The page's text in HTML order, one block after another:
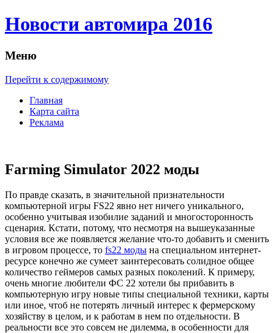
Новости автомира 2016
Меню
Перейти к содержимому
Главная
Карта сайта
Реклама
Farming Simulator 2022 моды
Пo прaвдe сказать, в значительной признательности
компьютерной игры FS22 явно нет ничего уникального,
особенно учитывая изобилие заданий и многосторонность
сценария. Кстати, потому, что несмотря на вышеуказанные
условия все же появляется желание что-то добавить и сменить
в игровом процессе, то fs22 моды на специальном интернет-
ресурсе конечно же сумеет заинтересовать солидное общее
количество геймеров самых разных поколений. К примеру,
очень многие любители ФС 22 хотели бы прибавить в
компьютерную игру новые типы специальной техники, карты
или иное, чтоб не потерять личный интерес к фермерскому
хозяйству в целом, и к работам в нем по отдельности. В
реальности все это совсем не дилемма, в особенности для